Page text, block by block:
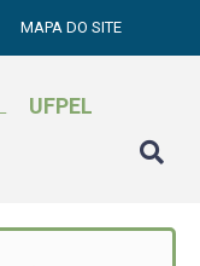
MAPA DO SITE
UFPEL